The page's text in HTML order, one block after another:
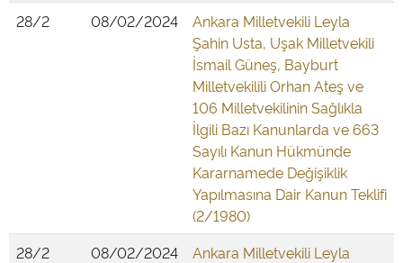
28/2
08/02/2024
Ankara Milletvekili Leyla
Şahin Usta, Uşak Milletvekili
İsmail Güneş, Bayburt
Milletvekilili Orhan Ateş ve
106 Milletvekilinin Sağlıkla
İlgili Bazı Kanunlarda ve 663
Sayılı Kanun Hükmünde
Kararnamede Değişiklik
Yapılmasına Dair Kanun Teklifi
(2/1980)
28/2
08/02/2024
Ankara Milletvekili Leyla